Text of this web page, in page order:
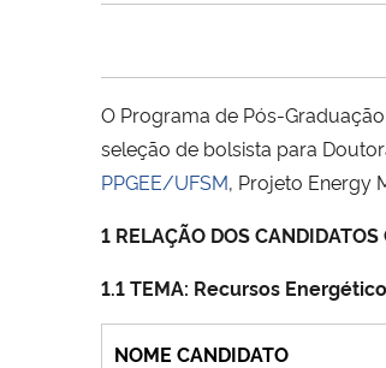
O Programa de Pós-
seleção de bolsista para
PPGEE/UFSM, Projeto Energy
1 RELAÇÃO DOS
1.1 TEMA: Recursos
NOME CANDIDATO